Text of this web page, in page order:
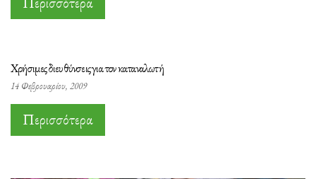
Χρήσιμες διευθύνσεις για τον καταναλωτή
14 Φεβρουαρίου, 2009
Περισσότερα